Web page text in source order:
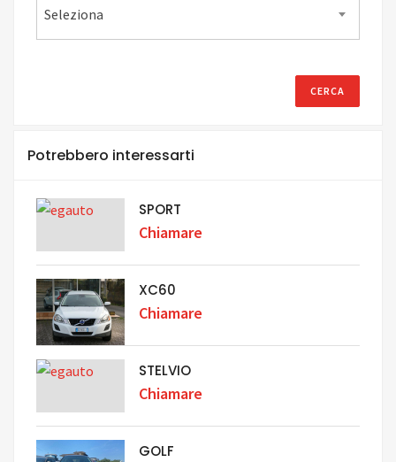
Seleziona
Potrebbero interessarti
SPORT
Chiamare
XC60
Chiamare
STELVIO
Chiamare
GOLF